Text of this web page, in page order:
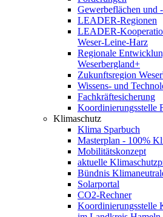
Gewerbeflächen und
LEADER-Regionen
LEADER-
Weser-Leine-Harz
Regionale
Weserbergland+
Zukunftsregion
Wissens- und
Fachkräftesicherung
Koordinierungsstelle
Klimaschutz
Klima Sparbuch
Masterplan - 100%
Mobilitätskonzept
aktuelle
Bündnis
Solarportal
CO2-Rechner
Koordinierungsstelle